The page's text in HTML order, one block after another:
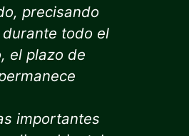
precisando
todo el
el plazo de
importantes